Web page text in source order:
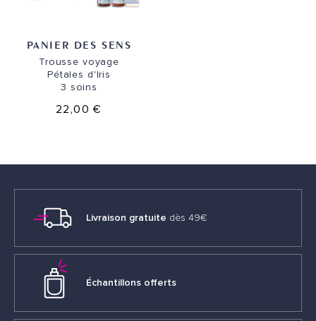
PANIER DES SENS
Trousse voyage
Pétales d'Iris
3 soins
22,00 €
Livraison gratuite dès 49€
Échantillons offerts